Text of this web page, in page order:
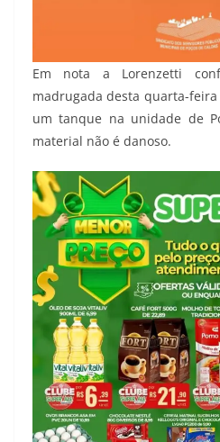
Em nota a Lorenzetti
madrugada desta quarta-
um tanque na unidade de
material não é danoso.